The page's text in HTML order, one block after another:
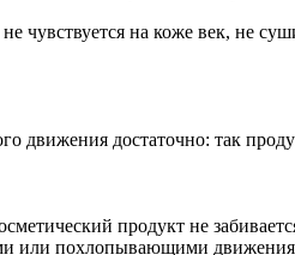
чувствуется на коже век, не
движения достаточно: так
продукт не
или похлопывающими